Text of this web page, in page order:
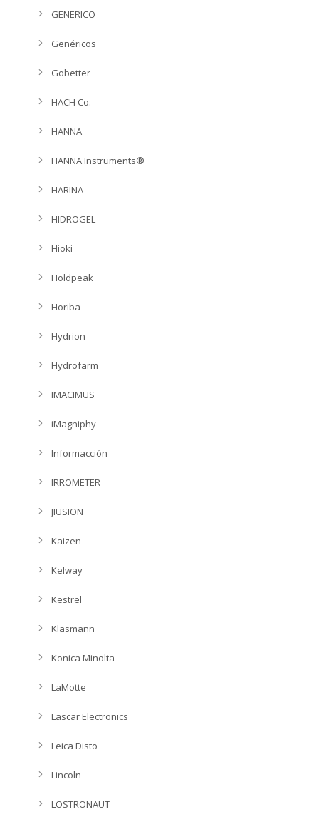
GENERICO
Genéricos
Gobetter
HACH Co.
HANNA
HANNA Instruments®
HARINA
HIDROGEL
Hioki
Holdpeak
Horiba
Hydrion
Hydrofarm
IMACIMUS
iMagniphy
Informacción
IRROMETER
JIUSION
Kaizen
Kelway
Kestrel
Klasmann
Konica Minolta
LaMotte
Lascar Electronics
Leica Disto
Lincoln
LOSTRONAUT